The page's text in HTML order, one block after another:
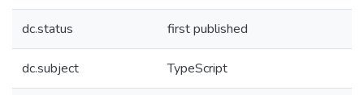
dc.status first published
dc.subject TypeScript